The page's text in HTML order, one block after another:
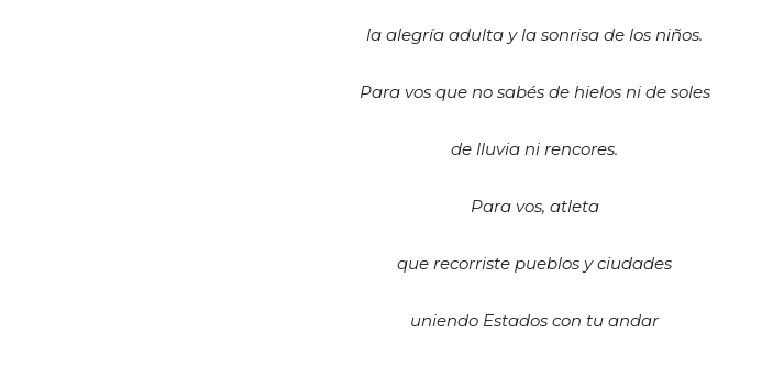
la alegría adulta y la sonrisa de los niños.
Para vos que no sabés de hielos ni de soles
de lluvia ni rencores.
Para vos, atleta
que recorriste pueblos y ciudades
uniendo Estados con tu andar